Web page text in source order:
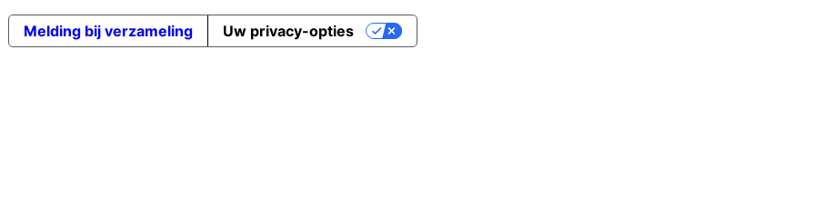
Melding bij verzameling Uw privacy-opties